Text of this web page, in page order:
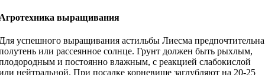
выращивания
успешного выращивания астильбы Лиесма предпочтительна
или рассеянное солнце. Грунт должен быть рыхлым,
и постоянно влажным, с реакцией слабокислой
нейтральной. При посадке корневище заглубляют на 20-25